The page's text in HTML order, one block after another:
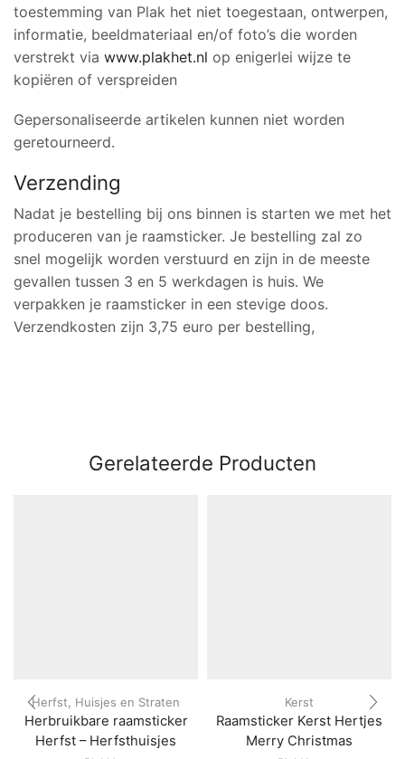
toestemming van Plak het niet toegestaan, ontwerpen,
informatie, beeldmateriaal en/of foto’s die worden
verstrekt via www.plakhet.nl op enigerlei wijze te
kopiëren of verspreiden
Gepersonaliseerde artikelen kunnen niet worden
geretourneerd.
Verzending
Nadat je bestelling bij ons binnen is starten we met het
produceren van je raamsticker. Je bestelling zal zo
snel mogelijk worden verstuurd en zijn in de meeste
gevallen tussen 3 en 5 werkdagen is huis. We
verpakken je raamsticker in een stevige doos.
Verzendkosten zijn 3,75 euro per bestelling,
Gerelateerde Producten
Herfst Huisjes en Straten
Herbruikbare raamsticker
Herfst – Herfsthuisjes
Kerst
Raamsticker Kerst Hertjes
Merry Christmas